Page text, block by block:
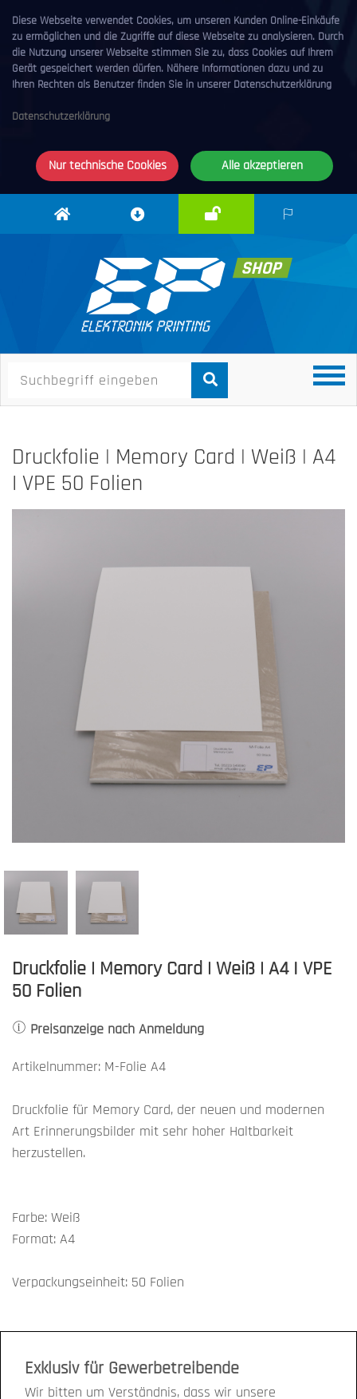
Diese Webseite verwendet Cookies, um unseren Kunden Online-Einkäufe
zu ermöglichen und die Zugriffe auf diese Webseite zu analysieren. Durch
die Nutzung unserer Webseite stimmen Sie zu, dass Cookies auf Ihrem
Gerät gespeichert werden dürfen. Nähere Informationen dazu und zu
Ihren Rechten als Benutzer finden Sie in unserer Datenschutzerklärung
Datenschutzerklärung
Nur technische Cookies Alle akzeptieren
Elektronik
Downloadcenter
Druckfolie | Memory Card | Weiß | A4
I VPE 50 Folien
Druckfolie | Memory Card | Weiß | A4 I VPE
50 Folien
Preisanzeige nach Anmeldung
Artikelnummer: M-Folie A4
Druckfolie für Memory Card, der neuen und modernen
Art Erinnerungsbilder mit sehr hoher Haltbarkeit
herzustellen.
Farbe: Weiß
Format: A4
Verpackungseinheit: 50 Folien
Exklusiv für Gewerbetreibende
Wir bitten um Verständnis, dass wir unsere